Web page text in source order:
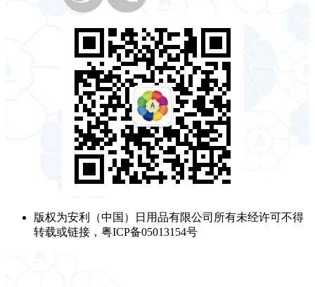
版权为安利（中国）日用品有限公司所有未经许可不得
转载或链接，粤ICP备05013154号